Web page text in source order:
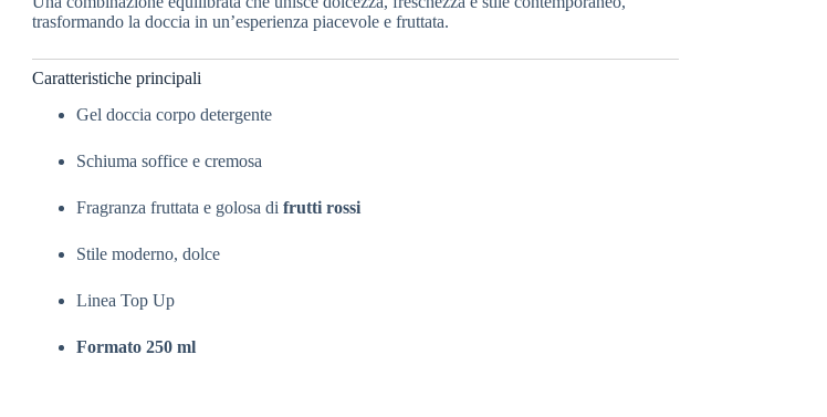
trasformando la doccia in un’esperienza piacevole e fruttata.
Caratteristiche principali
Gel doccia corpo detergente
Schiuma soffice e cremosa
Fragranza fruttata e golosa di frutti rossi
Stile moderno, dolce
Linea Top Up
Formato 250 ml